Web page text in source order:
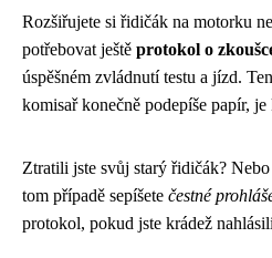
Rozšiřujete si řidičák na motorku
potřebovat ještě protokol o
úspěšném zvládnutí testu a jízd.
komisař konečně podepíše papír, je
Ztratili jste svůj starý řidičák?
tom případě sepíšete čestné
protokol, pokud jste krádež